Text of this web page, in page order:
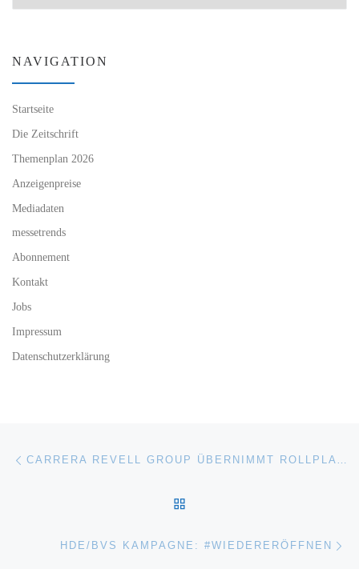
NAVIGATION
Startseite
Die Zeitschrift
Themenplan 2026
Anzeigenpreise
Mediadaten
messetrends
Abonnement
Kontakt
Jobs
Impressum
Datenschutzerklärung
Beitragsnavigation CARRERA REVELL GROUP ÜBERNIMMT ROLLPLAY-DISTRIBUTION
HDE/BVS KAMPAGNE: #WIEDERERÖFFNEN